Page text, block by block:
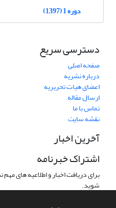
دوره 1 (1397)
دسترسی سریع
صفحه اصلی
درباره نشریه
اعضای هیات تحریریه
ارسال مقاله
تماس با ما
نقشه سایت
آخرین اخبار
اشتراک خبرنامه
برای دریافت اخبار و اطلاعیه های
شوید.